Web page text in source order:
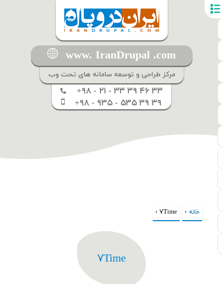
www. IranDrupal .com
مرکز طراحی و توسعه سامانه های تحت وب
+۹۸ - ۲۱ - ۳۳ ۳۹ ۴۶ ۳۳
+۹۸ - ۹۳۵ - ۵۳۵ ۳۹ ۳۹
شما اینجا هستید
خانه › ۷Time ›
۷Time